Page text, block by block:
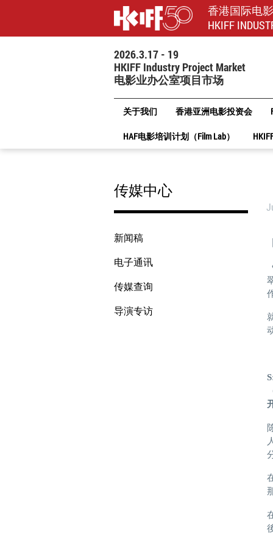
香港国际电
HKIFF
2026.3.17 - 19
HKIFF Industry Project Market
电影业办公室项目市场
关于我们 香港亚洲电影投资会
HAF电影培训计划（Film Lab）
传媒中心
新闻稿
电子通讯
传媒查询
导演专访
S